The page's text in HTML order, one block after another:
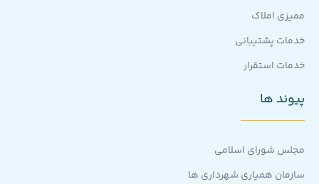
ممیزی املاک
خدمات پشتیبانی
خدمات استقرار
پیوند ها
مجلس شورای اسلامی
سازمان همیاری شهرداری ها